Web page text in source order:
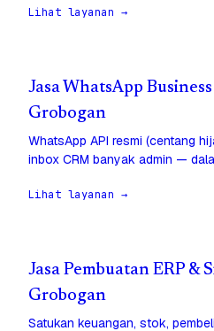
Lihat layanan →
Jasa WhatsApp
Grobogan
WhatsApp API resmi (centang
inbox CRM banyak admin —
Lihat layanan →
Jasa Pembuatan ERP &
Grobogan
Satukan keuangan, stok,